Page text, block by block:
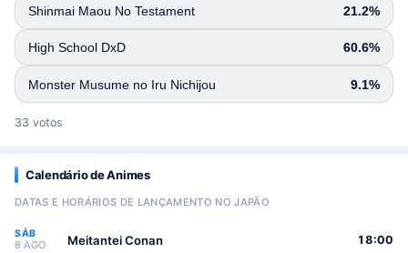
Shinmai Maou No Testament 21.2%
High School DxD 60.6%
Monster Musume no Iru Nichijou 9.1%
33 votos
Calendário de Animes
DATAS E HORÁRIOS DE LANÇAMENTO NO JAPÃO
SÁB
8 AGO Meitantei Conan 18:00